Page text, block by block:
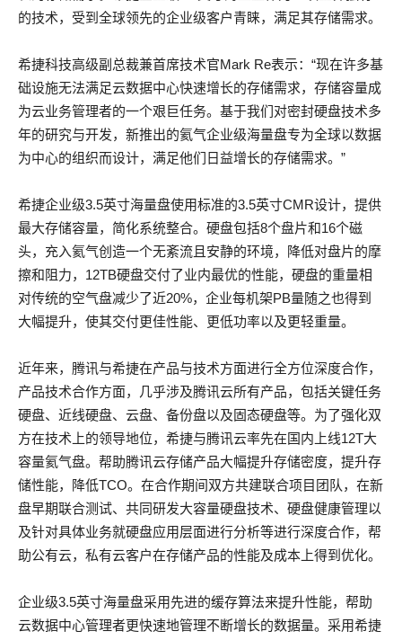
的技术，受到全球领先的企业级客户青睐，满足其存储需求。
希捷科技高级副总裁兼首席技术官Mark Re表示：“现在许多基
础设施无法满足云数据中心快速增长的存储需求，存储容量成
为云业务管理者的一个艰巨任务。基于我们对密封硬盘技术多
年的研究与开发，新推出的氦气企业级海量盘专为全球以数据
为中心的组织而设计，满足他们日益增长的存储需求。”
希捷企业级3.5英寸海量盘使用标准的3.5英寸CMR设计，提供
最大存储容量，简化系统整合。硬盘包括8个盘片和16个磁
头，充入氦气创造一个无紊流且安静的环境，降低对盘片的摩
擦和阻力，12TB硬盘交付了业内最优的性能，硬盘的重量相
对传统的空气盘减少了近20%，企业每机架PB量随之也得到
大幅提升，使其交付更佳性能、更低功率以及更轻重量。
近年来，腾讯与希捷在产品与技术方面进行全方位深度合作，
产品技术合作方面，几乎涉及腾讯云所有产品，包括关键任务
硬盘、近线硬盘、云盘、备份盘以及固态硬盘等。为了强化双
方在技术上的领导地位，希捷与腾讯云率先在国内上线12T大
容量氦气盘。帮助腾讯云存储产品大幅提升存储密度，提升存
储性能，降低TCO。在合作期间双方共建联合项目团队，在新
盘早期联合测试、共同研发大容量硬盘技术、硬盘健康管理以
及针对具体业务就硬盘应用层面进行分析等进行深度合作，帮
助公有云，私有云客户在存储产品的性能及成本上得到优化。
企业级3.5英寸海量盘采用先进的缓存算法来提升性能，帮助
云数据中心管理者更快速地管理不断增长的数据量。采用希捷